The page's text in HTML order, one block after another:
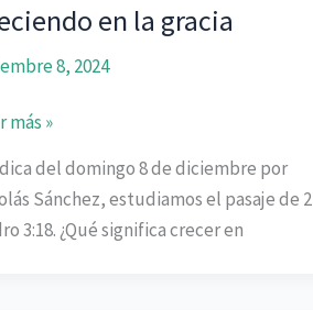
en la gracia
8, 2024
más »
del domingo 8 de diciembre por
Sánchez, estudiamos el pasaje de 2
3:18. ¿Qué significa crecer en